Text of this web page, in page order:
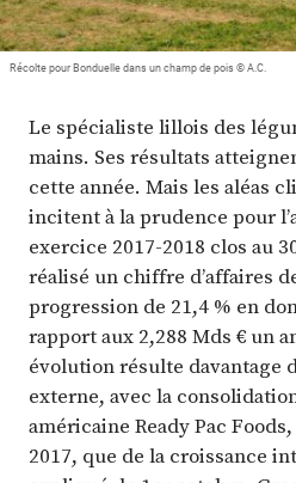
Récolte pour Bonduelle dans un champ de pois © A.C.
Le spécialiste lillois des
mains. Ses résultats
cette année. Mais les aléas
incitent à la prudence pour
exercice 2017-2018 clos au
réalisé un chiffre d’affaires
progression de 21,4 % en
rapport aux 2,288 Mds € un
évolution résulte davantage
externe, avec la
américaine Ready Pac
2017, que de la croissance